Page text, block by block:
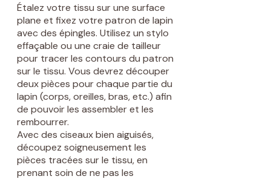
Étalez votre tissu sur une surface
plane et fixez votre patron de lapin
avec des épingles. Utilisez un stylo
effaçable ou une craie de tailleur
pour tracer les contours du patron
sur le tissu. Vous devrez découper
deux pièces pour chaque partie du
lapin (corps, oreilles, bras, etc.) afin
de pouvoir les assembler et les
rembourrer.
Avec des ciseaux bien aiguisés,
découpez soigneusement les
pièces tracées sur le tissu, en
prenant soin de ne pas les